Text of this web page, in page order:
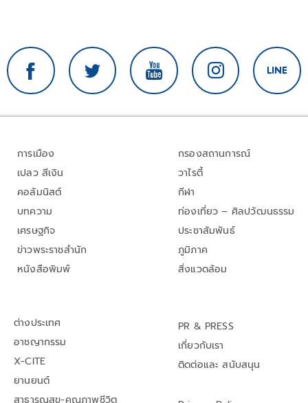
การเมือง
เปลว สีเงิน
คอลัมนิสต์
บทความ
เศรษฐกิจ
ข่าวพระราชสำนัก
หนังสือพิมพ์
กรองสถานการณ์
วาไรตี้
กีฬา
ท่องเที่ยว – ศิลปวัฒนธรรม
ประชาสัมพันธ์
ภูมิภาค
สิ่งแวดล้อม
ต่างประเทศ
อาชญากรรม
X-CITE
ยานยนต์
สาธารณสุข-คุณภาพชีวิต
PR & PRESS
เกี่ยวกับเรา
ติดต่อและ สนับสนุน